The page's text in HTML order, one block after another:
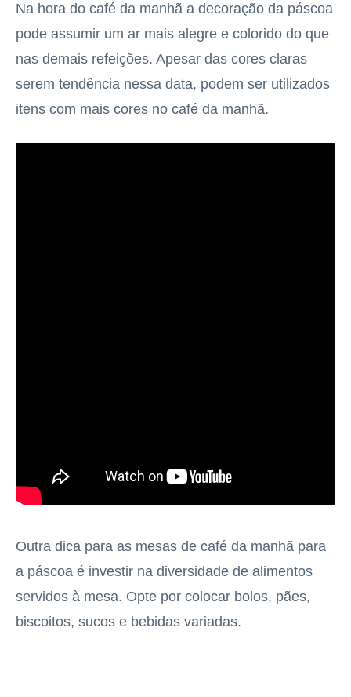
Na hora do café da manhã a decoração da páscoa
pode assumir um ar mais alegre e colorido do que
nas demais refeições. Apesar das cores claras
serem tendência nessa data, podem ser utilizados
itens com mais cores no café da manhã.
Outra dica para as mesas de café da manhã para
a páscoa é investir na diversidade de alimentos
servidos à mesa. Opte por colocar bolos, pães,
biscoitos, sucos e bebidas variadas.